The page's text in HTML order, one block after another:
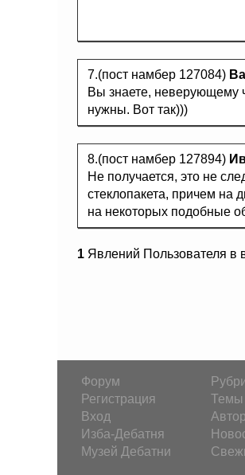
7.(пост намбер 127084)
Вы знаете, неверующему
нужны. Вот так)))
8.(пост намбер 127894)
Не получается, это не
стеклопакета, причем на
на некоторых подобные
1 Явлений Пользователя в
Форум
Регистрация
Вход
Изба-Дебатня
Музей Дебатни
Темы